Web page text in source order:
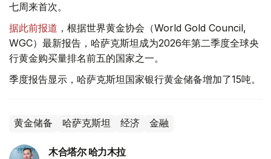
七周来首次。
据此前报道 ，根据世界黄金协会（World Gold Council,
WGC）最新报告，哈萨克斯坦成为2026年第二季度全球央
行黄金购买量排名前五的国家之一。
季度报告显示，哈萨克斯坦国家银行黄金储备增加了15吨。
黄金储备 哈萨克斯坦 经济 金融
木合塔尔 哈力木拉